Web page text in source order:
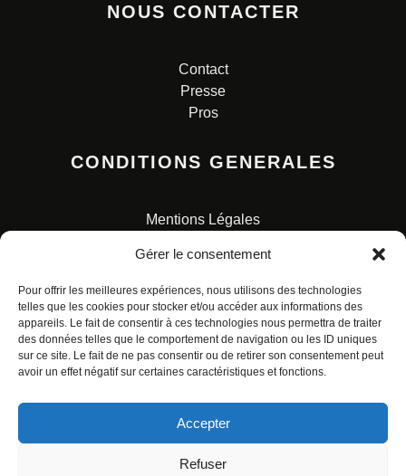
Gérer le consentement
Pour offrir les meilleures expériences, nous utilisons des technologies
telles que les cookies pour stocker et/ou accéder aux informations des
appareils. Le fait de consentir à ces technologies nous permettra de traiter
des données telles que le comportement de navigation ou les ID uniques
sur ce site. Le fait de ne pas consentir ou de retirer son consentement peut
avoir un effet négatif sur certaines caractéristiques et fonctions.
Accepter
Refuser
NOUS CONTACTER
Contact
Presse
Pros
CONDITIONS GENERALES
Mentions Légales
Charte pour la protection des données personnelles
© ALL RIGHTS RESERVED. URBAN COMICS POUR LES